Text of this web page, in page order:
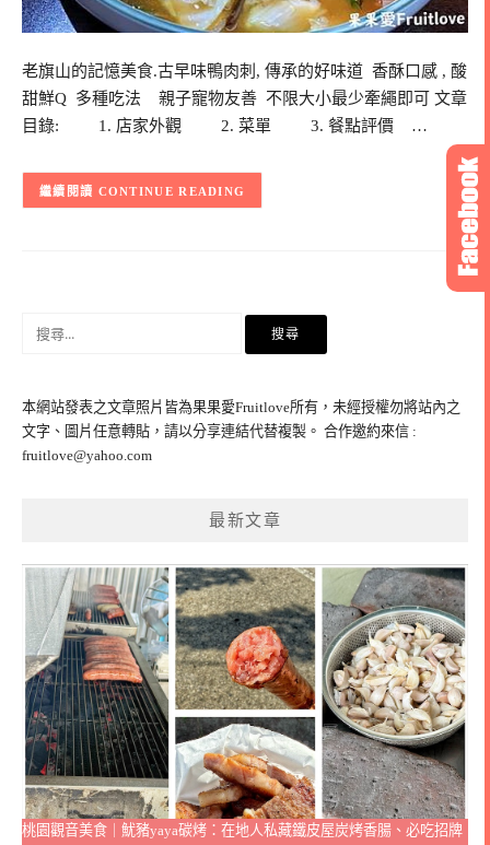
老旗山的記憶美食.古早味鴨肉刺, 傳承的好味道 香酥口感 , 酸
甜鮮Q 多種吃法 親子寵物友善 不限大小最少牽繩即可 文章
目錄: 1. 店家外觀 2. 菜單 3. 餐點評價 …
CONTINUE READING
字:
本網站發表之文章照片皆為果果愛Fruitlove所有，未經授權勿將站內之
文字、圖片任意轉貼，請以分享連結代替複製。 合作邀約來信 :
fruitlove@yahoo.com
最新文章
桃園觀音美食｜魷豬yaya碳烤：在地人私藏鐵皮屋炭烤香腸、必吃招牌